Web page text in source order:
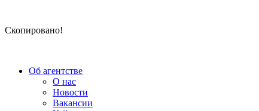
Скопировано!
Об агентстве
О нас
Новости
Вакансии